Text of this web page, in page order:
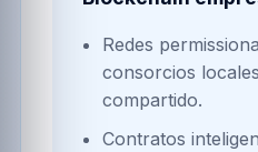
Redes
consorcios
compartido.
Contratos